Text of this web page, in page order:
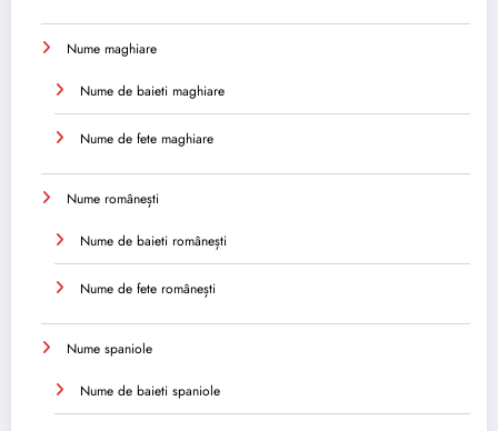
Nume maghiare
Nume de baieti maghiare
Nume de fete maghiare
Nume românești
Nume de baieti românești
Nume de fete românești
Nume spaniole
Nume de baieti spaniole